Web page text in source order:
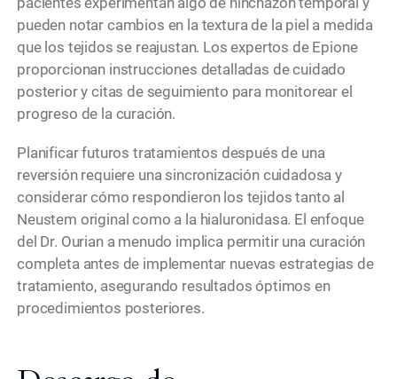
pueden notar cambios en la textura de la piel a medida
que los tejidos se reajustan. Los expertos de Epione
proporcionan instrucciones detalladas de cuidado
posterior y citas de seguimiento para monitorear el
progreso de la curación.
Planificar futuros tratamientos después de una
reversión requiere una sincronización cuidadosa y
considerar cómo respondieron los tejidos tanto al
Neustem original como a la hialuronidasa. El enfoque
del Dr. Ourian a menudo implica permitir una curación
completa antes de implementar nuevas estrategias de
tratamiento, asegurando resultados óptimos en
procedimientos posteriores.